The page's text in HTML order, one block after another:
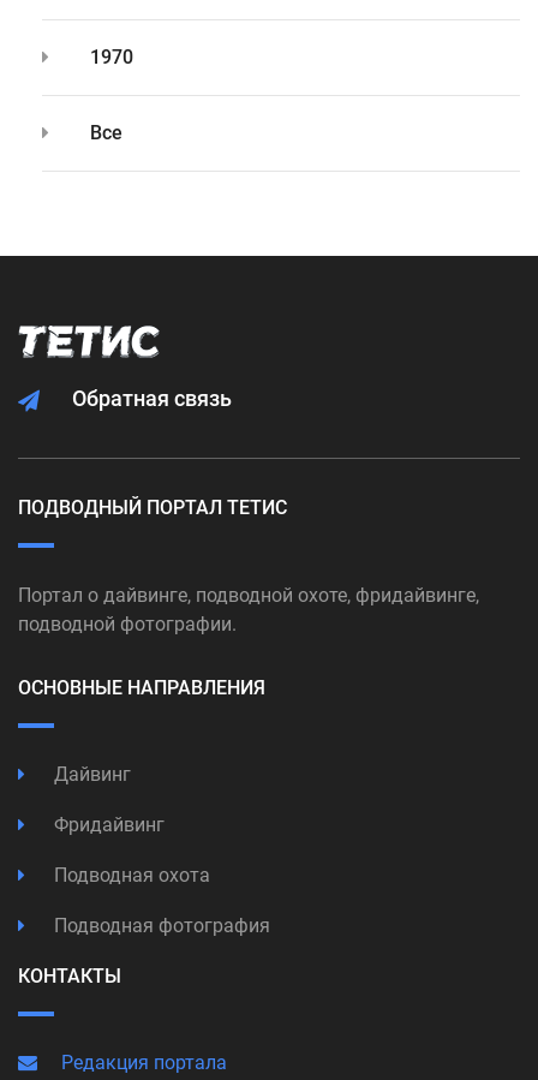
1970
Все
Обратная связь
ПОДВОДНЫЙ ПОРТАЛ ТЕТИС
Портал о дайвинге, подводной охоте, фридайвинге,
подводной фотографии.
ОСНОВНЫЕ НАПРАВЛЕНИЯ
Дайвинг
Фридайвинг
Подводная охота
Подводная фотография
КОНТАКТЫ
Редакция портала